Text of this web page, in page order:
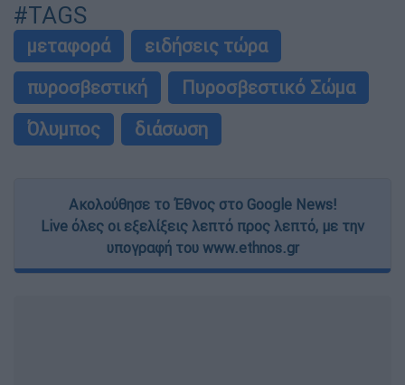
#TAGS
μεταφορά
ειδήσεις τώρα
πυροσβεστική
Πυροσβεστικό Σώμα
Όλυμπος
διάσωση
Ακολούθησε το Έθνος στο Google News!
Live όλες οι εξελίξεις λεπτό προς λεπτό, με την
υπογραφή του www.ethnos.gr